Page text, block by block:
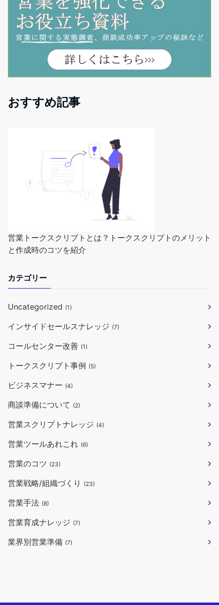
おすすめ記事
営業トークスクリプトとは？トークスクリプトのメリット
と作成時のコツを紹介
カテゴリー
Uncategorized (1)
インサイドセールスナレッジ (7)
コールセンター改善 (1)
トークスクリプト事例 (5)
ビジネスマナー (4)
商談準備について (2)
営業スクリプトナレッジ (4)
営業ツールあれこれ (6)
営業のコツ (23)
営業戦略/組織づくり (23)
営業手法 (8)
営業育成ナレッジ (7)
業界別営業準備 (7)